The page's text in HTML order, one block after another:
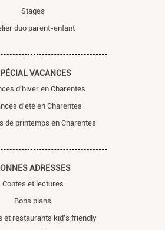
Stages
duo parent-enfant
VACANCES
d'hiver en Charentes
d'été en Charentes
de printemps en Charentes
ADRESSES
Contes et lectures
Bons plans
et restaurants kid's friendly